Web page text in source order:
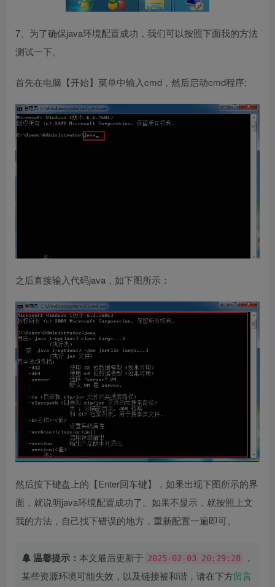
7、为了确保java环境配置成功，我们可以按照下面我的方法
测试一下。
首先在电脑【开始】菜单中输入cmd，然后启动cmd程序;
之后直接输入代码java，如下图所示：
然后按下键盘上的【Enter回车键】，如果出现下图所示的界
面，就说明java环境配置成功了。如果不显示，就按照上文
我的方法，自己找下错误的地方，重新配置一遍即可。
温馨提示： 本文最后更新于 2025-02-03 20:29:28
，
某些资源环境可能失效，以及链接被和谐，请在下方留言